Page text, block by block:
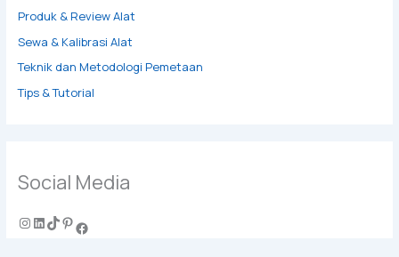
Produk & Review Alat
Sewa & Kalibrasi Alat
Teknik dan Metodologi Pemetaan
Tips & Tutorial
Social Media